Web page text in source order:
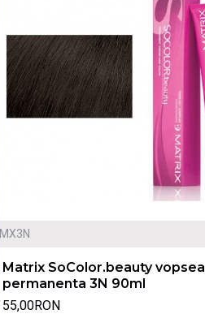
MX3N
Matrix SoColor.beauty vopsea
permanenta 3N 90ml
55,00RON